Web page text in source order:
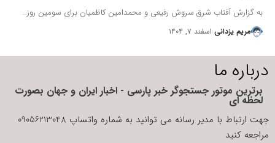
به گزارش آفتاب شرق سروش رفیعی و محمدامین کاظمیان برای سومین روز…
مریم یزدانی اسفند ۷, ۱۴۰۴
درباره ما
برترین موتور جستجوگر خبر پارسی - اخبار ایران و جهان بصورت
لحظه ای
جهت ارتباط با مدیر رسانه می توانید به شماره واتساپ 09056213048
مراجعه کنید